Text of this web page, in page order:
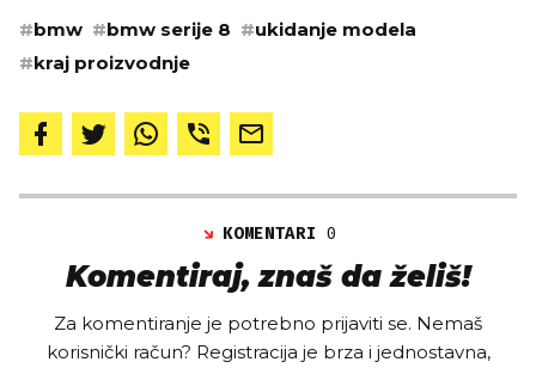
#bmw #bmw serije 8 #ukidanje modela
#kraj proizvodnje
KOMENTARI0
Komentiraj, znaš da želiš!
Za komentiranje je potrebno prijaviti se. Nemaš
korisnički račun? Registracija je brza i jednostavna,